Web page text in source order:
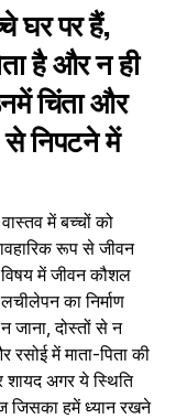
घर पर हैं,
है और न ही
चिंता और
से निपटने में
में बच्चों को
रूप से जीवन
में जीवन कौशल
का निर्माण
जाना, दोस्तों से न
में माता-पिता की
शायद अगर ये स्थिति
जिसका हमें ध्यान रखने